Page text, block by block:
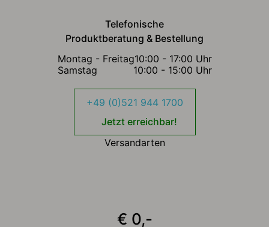
Telefonische
Produktberatung & Bestellung
Montag - Freitag10:00 - 17:00 Uhr
Samstag
10:00 - 15:00 Uhr
+49 (0)521 944 1700
Jetzt erreichbar!
Versandarten
€ 0,-